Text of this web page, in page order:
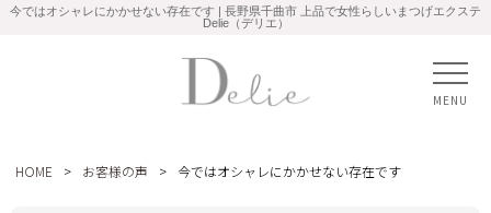
今ではオシャレにかかせない存在です | 長野県千曲市 上品で女性らしいまつげエクステ
Delie（デリエ）
MENU
HOME > お客様の声 > 今ではオシャレにかかせない存在です